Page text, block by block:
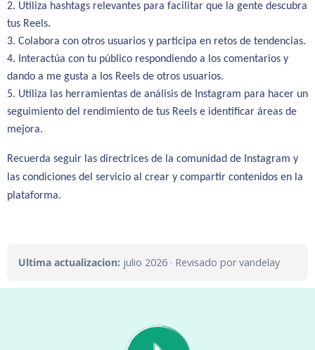
2. Utiliza hashtags relevantes para facilitar que la gente descubra
4. Interactúa con tu público respondiendo a los comentarios y
5. Utiliza las herramientas de análisis de Instagram para hacer un
seguimiento del rendimiento de tus Reels e identificar áreas de
mejora.
Recuerda seguir las directrices de la comunidad de Instagram y
las condiciones del servicio al crear y compartir contenidos en la
plataforma.
Ultima actualizacion: julio 2026 · Revisado por vandelay